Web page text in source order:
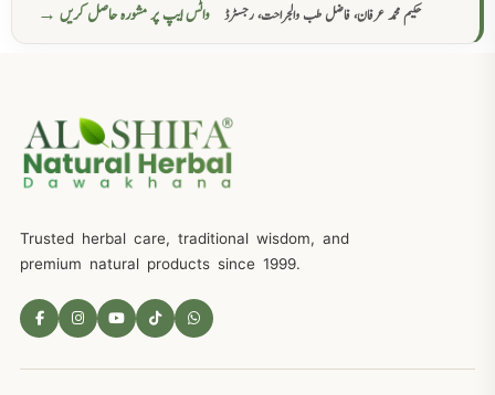
حکیم محمد عرفان، فاضل طب والجراحت، رجسٹرڈ
واٹس ایپ پر مشورہ حاصل کریں →
Trusted herbal care, traditional wisdom, and
premium natural products since 1999.